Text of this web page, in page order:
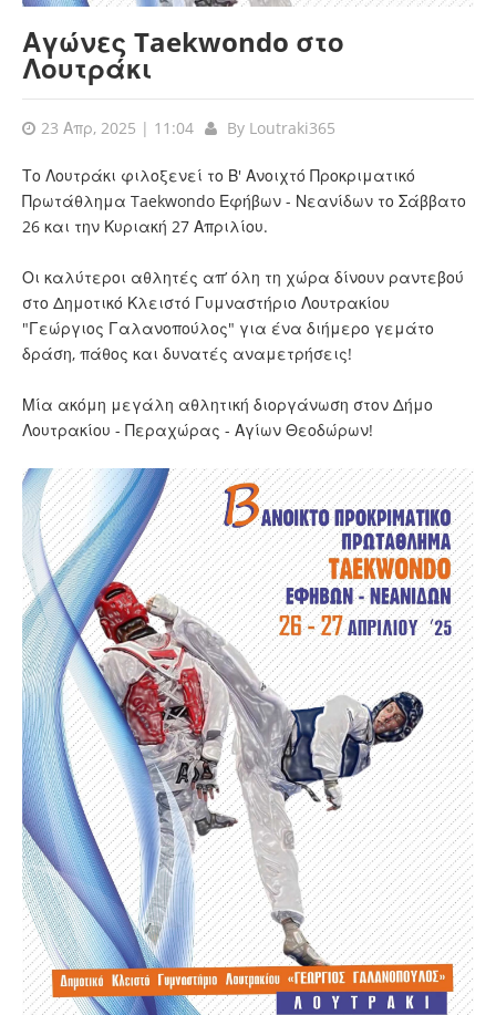
Αγώνες Taekwondo στο
Λουτράκι
23 Απρ, 2025 | 11:04 By Loutraki365
Το Λουτράκι φιλοξενεί το Β' Ανοιχτό Προκριματικό
Πρωτάθλημα Taekwondo Εφήβων - Νεανίδων το Σάββατο
26 και την Κυριακή 27 Απριλίου.
Οι καλύτεροι αθλητές απ’ όλη τη χώρα δίνουν ραντεβού
στο Δημοτικό Κλειστό Γυμναστήριο Λουτρακίου
"Γεώργιος Γαλανοπούλος" για ένα διήμερο γεμάτο
δράση, πάθος και δυνατές αναμετρήσεις!
Μία ακόμη μεγάλη αθλητική διοργάνωση στον Δήμο
Λουτρακίου - Περαχώρας - Αγίων Θεοδώρων!